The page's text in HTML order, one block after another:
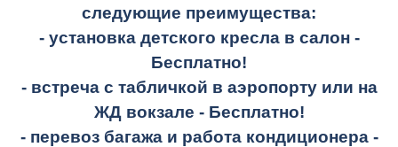
следующие преимущества:
- установка детского кресла в салон -
Бесплатно!
- встреча с табличкой в аэропорту или на
ЖД вокзале - Бесплатно!
- перевоз багажа и работа кондиционера -